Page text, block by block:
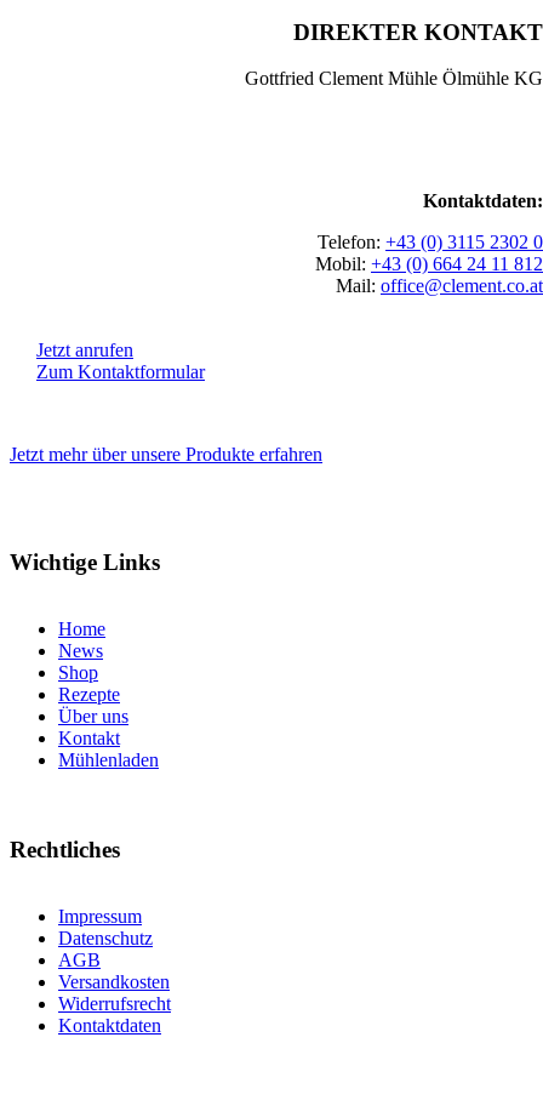
DIREKTER KONTAKT
Gottfried Clement Mühle Ölmühle KG
Kontaktdaten:
Telefon: +43 (0) 3115 2302 0
Mobil: +43 (0) 664 24 11 812
Mail: office@clement.co.at
Jetzt anrufen
Zum Kontaktformular
Jetzt mehr über unsere Produkte erfahren
Wichtige Links
Home
News
Shop
Rezepte
Über uns
Kontakt
Mühlenladen
Rechtliches
Impressum
Datenschutz
AGB
Versandkosten
Widerrufsrecht
Kontaktdaten